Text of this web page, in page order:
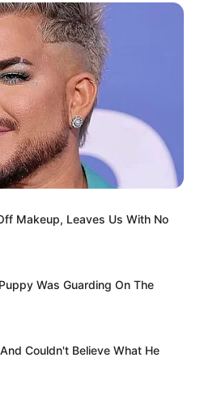
Makeup, Leaves Us With No
Was Guarding On The
Couldn't Believe What He